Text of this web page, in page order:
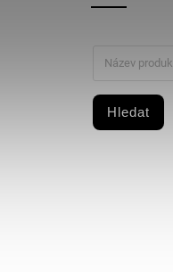
Hledat